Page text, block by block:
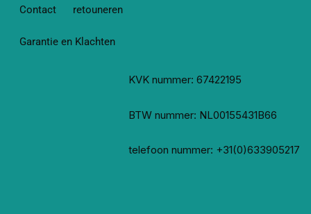
Contact retouneren
Garantie en Klachten
KVK nummer: 67422195
BTW nummer: NL00155431B66
telefoon nummer: +31(0)633905217